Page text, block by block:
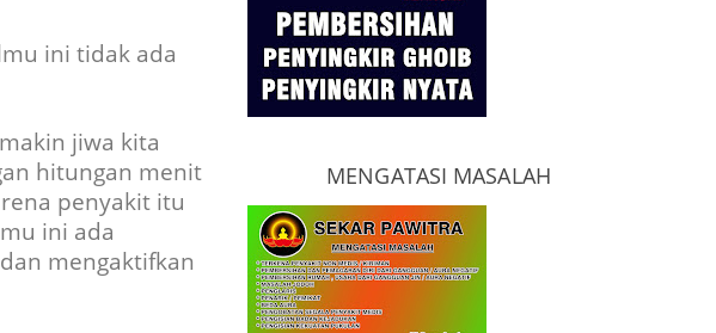
ini tidak ada
jiwa kita
hitungan menit
penyakit itu
ini ada
mengaktifkan
MENGATASI MASALAH